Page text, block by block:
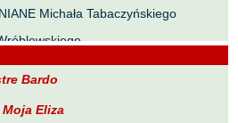
Michała Tabaczyńskiego
ZRYWY Zbigniewa Wojciechowicza
Bardo
Moja Eliza